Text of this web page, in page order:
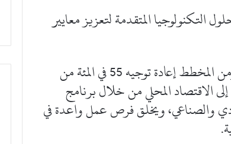
التكنولوجيا المتقدمة لتعزيز معايير
وسيتضمن المشروع شراء معدات ومواد متخصصة، ومن المخطط إعادة توجيه 55 في المئة من
الاقتصاد المحلي من خلال برنامج
والصناعي، ويخلق فرص عمل واعدة في